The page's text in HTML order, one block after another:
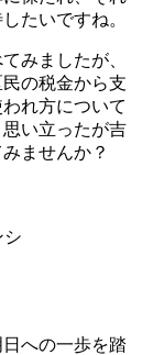
たいですね。
みましたが、
の税金から支
れ方について
い立ったが吉
ませんか？
シ
への一歩を踏